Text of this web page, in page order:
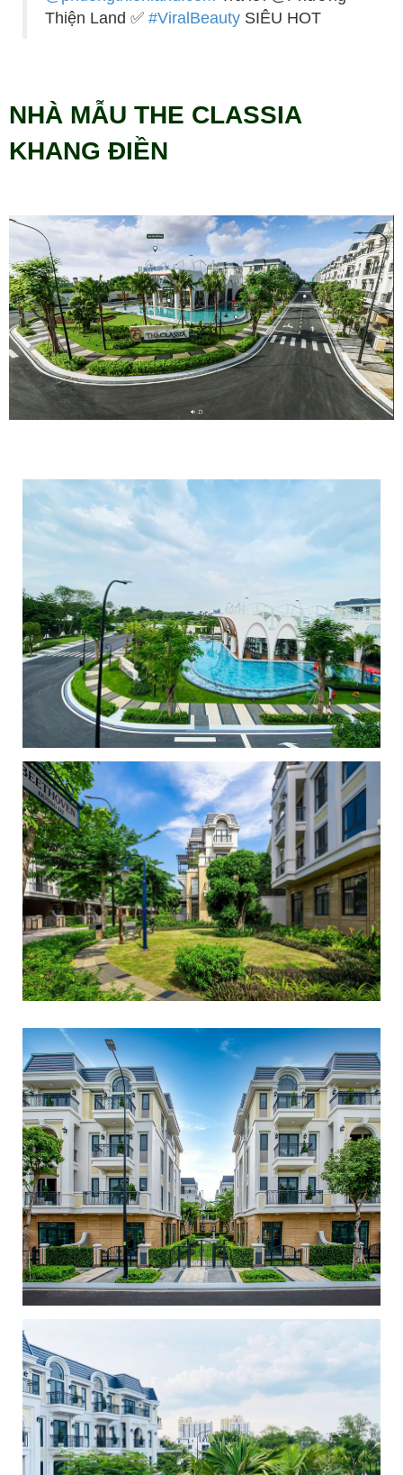
Thiện Land ✅ #ViralBeauty SIÊU HOT
NHÀ MẪU THE CLASSIA
KHANG ĐIỀN